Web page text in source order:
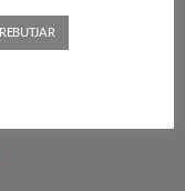
REBUTJAR